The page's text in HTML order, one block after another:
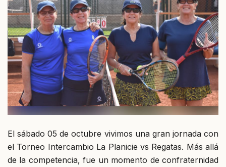
El sábado 05 de octubre vivimos una gran jornada con
el Torneo Intercambio La Planicie vs Regatas. Más allá
de la competencia, fue un momento de confraternidad